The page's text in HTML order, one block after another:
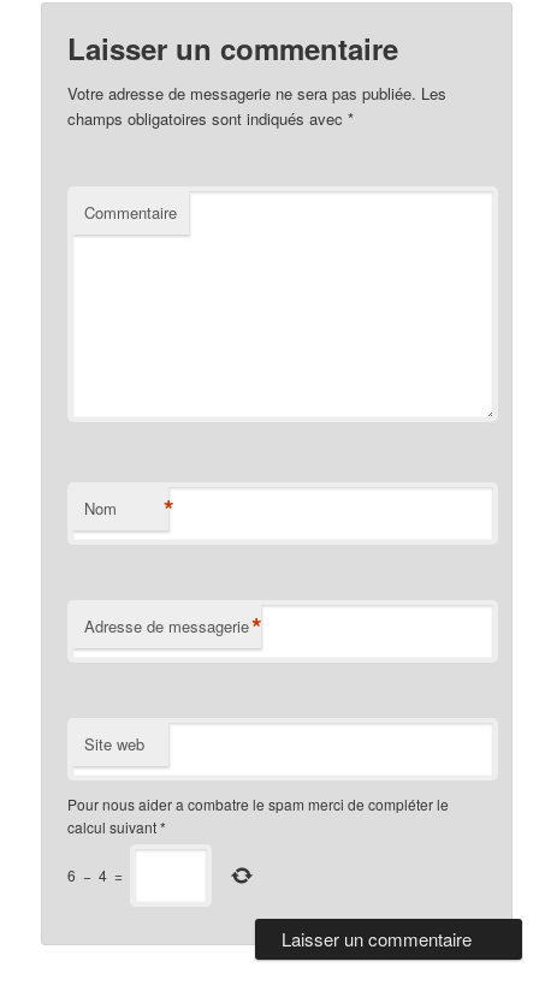
Laisser un commentaire
Votre adresse de messagerie ne sera pas publiée. Les
champs obligatoires sont indiqués avec*
Commentaire
Nom *
Adresse de messagerie*
Site web
Pour nous aider a combatre le spam merci de compléter le
calcul suivant*
6 − 4 =